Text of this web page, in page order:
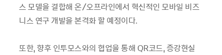
스 모델을 결합해 온/오프라인에서 혁신적인 모바일 비즈
니스 연구 개발을 본격화 할 예정이다.
또한, 향후 인투모스와의 협업을 통해 QR코드, 증강현실